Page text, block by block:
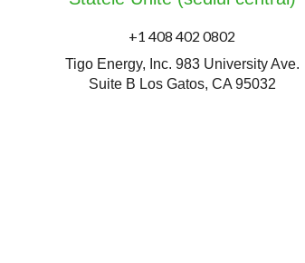
+1 408 402 0802
Tigo Energy, Inc. 983 University Ave.
Suite B Los Gatos, CA 95032